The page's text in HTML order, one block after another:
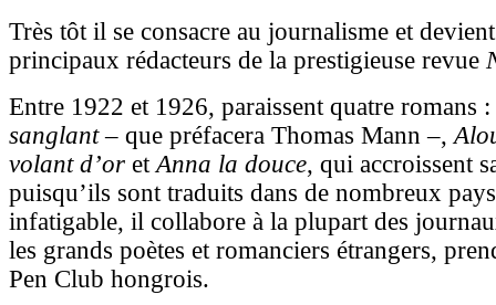
Très tôt il se consacre au journalisme et
principaux rédacteurs de la prestigieuse revue
Entre 1922 et 1926, paraissent quatre romans :
sanglant– que préfacera Thomas Mann –,
volant d’or et Anna la douce, qui accroissent
puisqu’ils sont traduits dans de nombreux
infatigable, il collabore à la plupart des
les grands poètes et romanciers étrangers,
Pen Club hongrois.